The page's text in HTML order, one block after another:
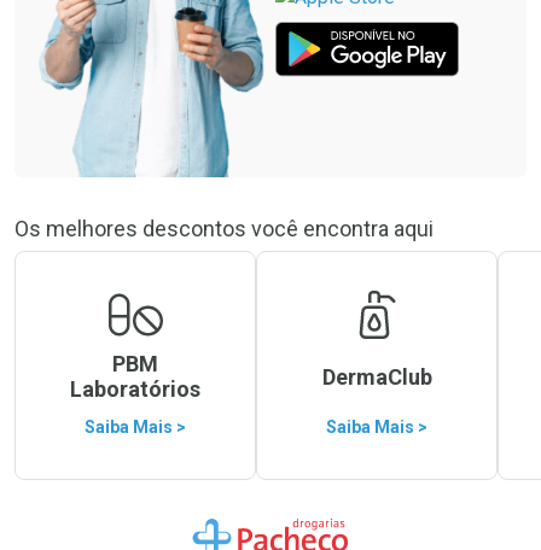
Os melhores descontos você encontra aqui
PBM
Laboratórios
Saiba Mais >
DermaClub
Saiba Mais >
Ir para a Home